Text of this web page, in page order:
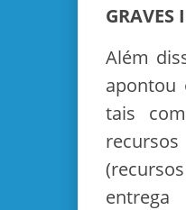
GRAVES
Além
apontou
tais